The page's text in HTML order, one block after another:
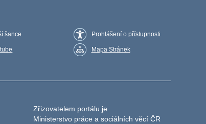
šance Prohlášení o přístupnosti
Mapa Stránek
Zřizovatelem portálu je
Ministerstvo práce a sociálních věcí ČR